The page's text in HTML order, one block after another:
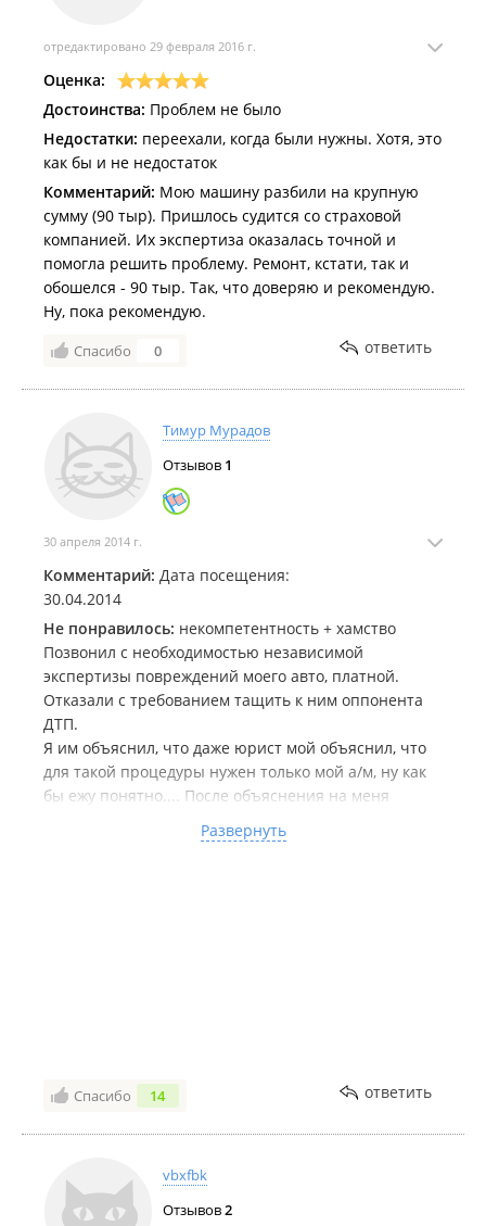
отредактировано 29 февраля 2016 г.
Оценка:
Достоинства: Проблем не было
Недостатки: переехали, когда были нужны. Хотя, это
как бы и не недостаток
Комментарий: Мою машину разбили на крупную
сумму (90 тыр). Пришлось судится со страховой
компанией. Их экспертиза оказалась точной и
помогла решить проблему. Ремонт, кстати, так и
обошелся - 90 тыр. Так, что доверяю и рекомендую.
Ну, пока рекомендую.
Спасибо 0 ответить
Тимур Мурадов
Отзывов 1
30 апреля 2014 г.
Комментарий: Дата посещения:
30.04.2014
Не понравилось: некомпетентность + хамство
Позвонил с необходимостью независимой
экспертизы повреждений моего авто, платной.
Отказали с требованием тащить к ним оппонента
ДТП.
Я им объяснил, что даже юрист мой объяснил, что
для такой процедуры нужен только мой а/м, ну как
бы ежу понятно.... После объяснения на меня
А чтоб не баснословить прикрепляю фото смс
См в обсуждениях
Развернуть
Спасибо 14 ответить
vbxfbk
Отзывов2